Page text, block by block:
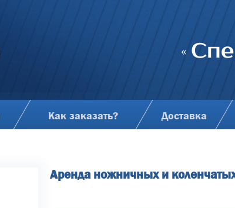
Как заказать? Доставка
Аренда ножничных и